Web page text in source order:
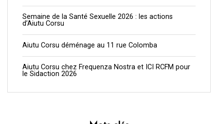
Semaine de la Santé Sexuelle 2026 : les actions
d’Aiutu Corsu
Aiutu Corsu déménage au 11 rue Colomba
Aiutu Corsu chez Frequenza Nostra et ICI RCFM pour
le Sidaction 2026